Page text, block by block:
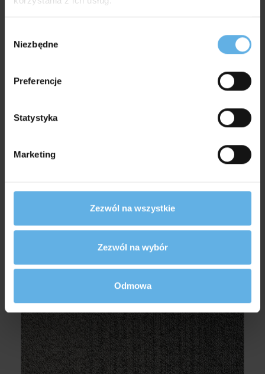
zgody
Niezbędne
Preferencje
Statystyka
Marketing
Zezwól na wszystkie
Zezwól na wybór
Odmowa